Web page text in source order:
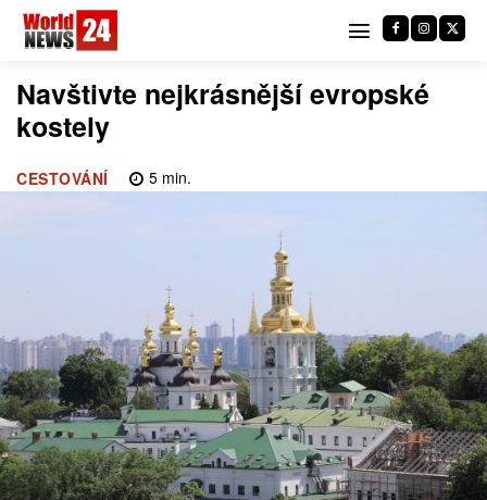
Navštivte nejkrásnější evropské
kostely
CESTOVÁNÍ 5min.